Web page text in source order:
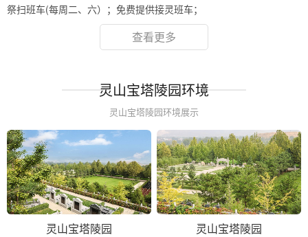
祭扫班车(每周二、六）；免费提供接灵班车；
查看更多
灵山宝塔陵园环境
灵山宝塔陵园环境展示
灵山宝塔陵园 灵山宝塔陵园